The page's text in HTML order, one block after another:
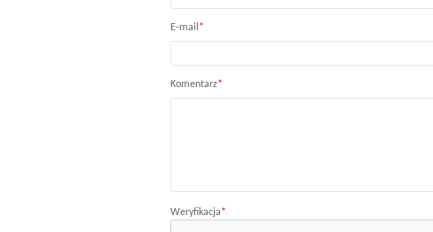
E-mail *
Komentarz*
Weryfikacja*